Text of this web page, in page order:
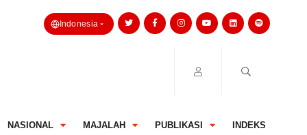
Indonesia
NASIONAL MAJALAH PUBLIKASI INDEKS